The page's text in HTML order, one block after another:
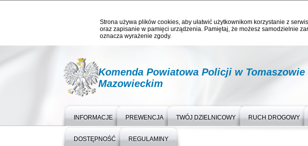
Strona używa plików cookies, aby ułatwić użytkownikom korzystanie z
oraz zapisanie w pamięci urządzenia. Pamiętaj, że możesz samodzielnie
oznacza wyrażenie zgody.
Komenda Powiatowa Policji w Tomaszowie
Mazowieckim
INFORMACJE PREWENCJA TWÓJ DZIELNICOWY RUCH DROGOWY
DOSTĘPNOŚĆ REGULAMINY